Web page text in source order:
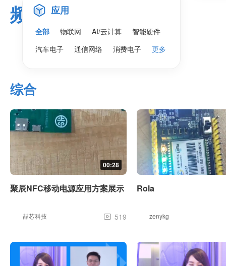
频
应用
全部 物联网 AI/云计算
智能硬件
汽车电子
通信网络 消费电子 更多
综合
00:28
聚辰NFC移动电源应用方案展示
喆芯科技  519
Rola
zenykg